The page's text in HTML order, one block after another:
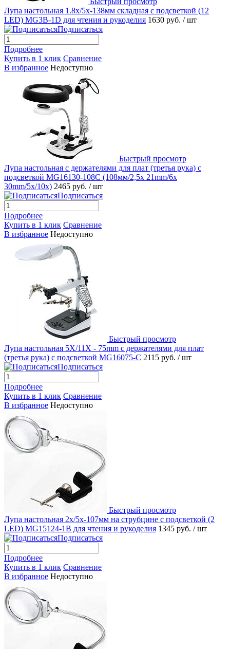
Лупа настольная 1.8x/5x-138мм складная с подсветкой (12
LED) MG3B-1D для чтения и рукоделия 1630 руб. / шт
Подписаться
Подробнее
Купить в 1 клик Сравнение
В избранное Недоступно
Быстрый просмотр
Лупа настольная с держателями для плат (третья рука) с
подсветкой MG16130-108C (108мм/2,5x 21mm/6x
30mm/5x/10x) 2465 руб. / шт
Подписаться
Подробнее
Купить в 1 клик Сравнение
В избранное Недоступно
Быстрый просмотр
Лупа настольная 5X/11X - 75mm с держателями для плат
(третья рука) с подсветкой MG16075-C 2115 руб. / шт
Подписаться
Подробнее
Купить в 1 клик Сравнение
В избранное Недоступно
Быстрый просмотр
Лупа настольная 2x/5x-107мм на струбцине с подсветкой (2
LED) MG15124-1B для чтения и рукоделия 1345 руб. / шт
Подписаться
Подробнее
Купить в 1 клик Сравнение
В избранное Недоступно